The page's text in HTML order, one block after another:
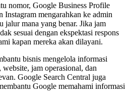
nomor, Google Business Profile
Instagram mengarahkan ke admin
jalur mana yang benar. Jika jam
sesuai dengan ekspektasi respons
kapan mereka akan dilayani.
bisnis mengelola informasi
jam operasional, dan
Google Search Central juga
Google memahami informasi